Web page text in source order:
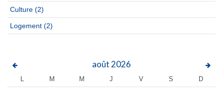
Culture (2)
Logement (2)
août 2026
L M M J V S D